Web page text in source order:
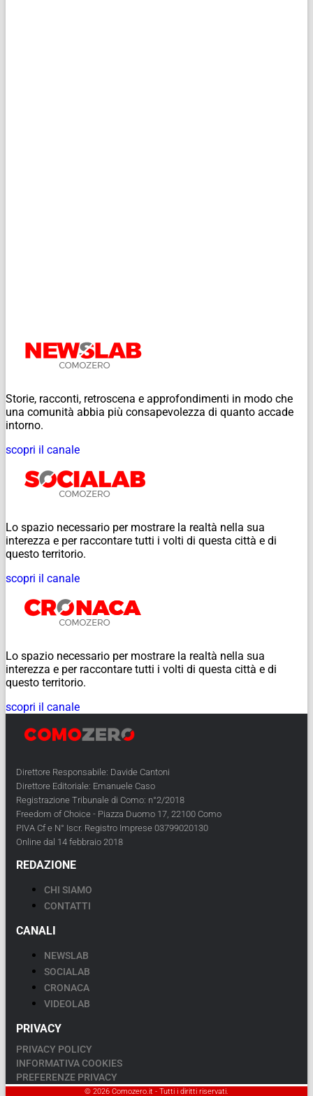
Storie, racconti, retroscena e approfondimenti in modo che
una comunità abbia più consapevolezza di quanto accade
intorno.
scopri il canale
Lo spazio necessario per mostrare la realtà nella sua
interezza e per raccontare tutti i volti di questa città e di
questo territorio.
scopri il canale
Lo spazio necessario per mostrare la realtà nella sua
interezza e per raccontare tutti i volti di questa città e di
questo territorio.
scopri il canale
Direttore Responsabile: Davide Cantoni
Direttore Editoriale: Emanuele Caso
Registrazione Tribunale di Como: n°2/2018
Freedom of Choice - Piazza Duomo 17, 22100 Como
PIVA Cf e N° Iscr. Registro Imprese 03799020130
Online dal 14 febbraio 2018
REDAZIONE
CHI SIAMO
CONTATTI
CANALI
NEWSLAB
SOCIALAB
CRONACA
VIDEOLAB
PRIVACY
PRIVACY POLICY
INFORMATIVA COOKIES
PREFERENZE PRIVACY
© 2026 Comozero.it - Tutti i diritti riservati.